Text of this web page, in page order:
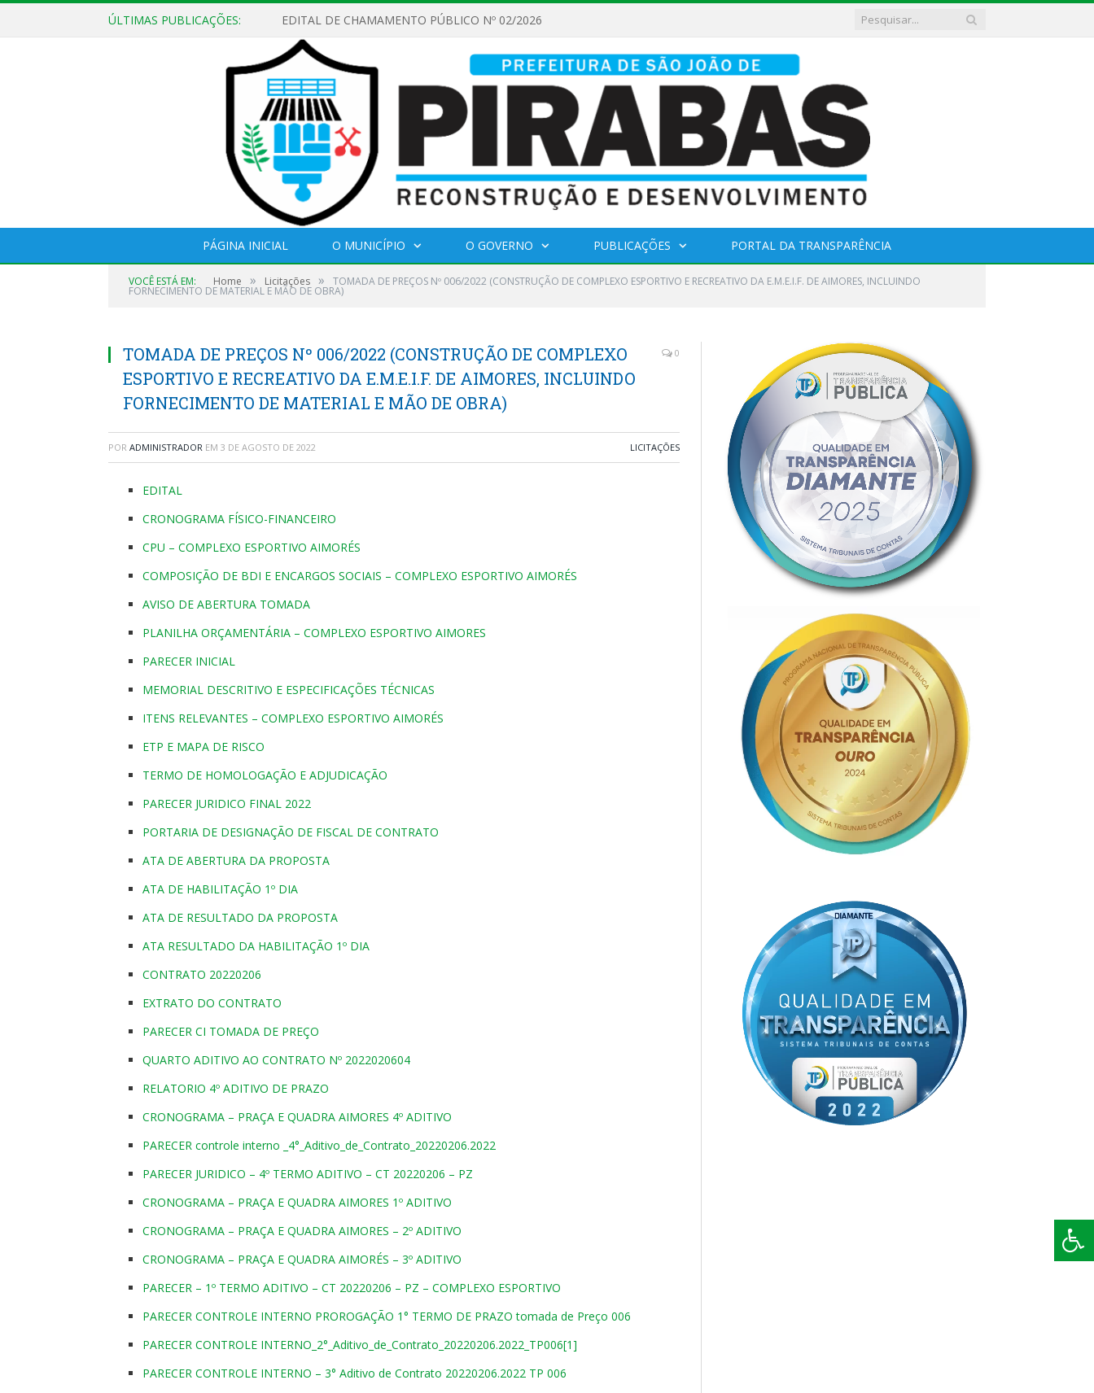
ÚLTIMAS PUBLICAÇÕES: EDITAL DE CHAMAMENTO PÚBLICO Nº 02/2026
PÁGINA INICIAL O MUNICÍPIO O GOVERNO PUBLICAÇÕES PORTAL DA TRANSPARÊNCIA
VOCÊ ESTÁ EM: Home » Licitações » TOMADA DE PREÇOS Nº 006/2022 (CONSTRUÇÃO DE COMPLEXO ESPORTIVO E RECREATIVO DA E.M.E.I.F. DE AIMORES, INCLUINDO
FORNECIMENTO DE MATERIAL E MÃO DE OBRA)
TOMADA DE PREÇOS Nº 006/2022 (CONSTRUÇÃO DE COMPLEXO
ESPORTIVO E RECREATIVO DA E.M.E.I.F. DE AIMORES, INCLUINDO
FORNECIMENTO DE MATERIAL E MÃO DE OBRA)
0
POR ADMINISTRADOR EM 3 DE AGOSTO DE 2022 LICITAÇÕES
EDITAL
CRONOGRAMA FÍSICO-FINANCEIRO
CPU – COMPLEXO ESPORTIVO AIMORÉS
COMPOSIÇÃO DE BDI E ENCARGOS SOCIAIS – COMPLEXO ESPORTIVO AIMORÉS
AVISO DE ABERTURA TOMADA
PLANILHA ORÇAMENTÁRIA – COMPLEXO ESPORTIVO AIMORES
PARECER INICIAL
MEMORIAL DESCRITIVO E ESPECIFICAÇÕES TÉCNICAS
ITENS RELEVANTES – COMPLEXO ESPORTIVO AIMORÉS
ETP E MAPA DE RISCO
TERMO DE HOMOLOGAÇÃO E ADJUDICAÇÃO
PARECER JURIDICO FINAL 2022
PORTARIA DE DESIGNAÇÃO DE FISCAL DE CONTRATO
ATA DE ABERTURA DA PROPOSTA
ATA DE HABILITAÇÃO 1º DIA
ATA DE RESULTADO DA PROPOSTA
ATA RESULTADO DA HABILITAÇÃO 1º DIA
CONTRATO 20220206
EXTRATO DO CONTRATO
PARECER CI TOMADA DE PREÇO
QUARTO ADITIVO AO CONTRATO Nº 2022020604
RELATORIO 4º ADITIVO DE PRAZO
CRONOGRAMA – PRAÇA E QUADRA AIMORES 4º ADITIVO
PARECER controle interno _4°_Aditivo_de_Contrato_20220206.2022
PARECER JURIDICO – 4º TERMO ADITIVO – CT 20220206 – PZ
CRONOGRAMA – PRAÇA E QUADRA AIMORES 1º ADITIVO
CRONOGRAMA – PRAÇA E QUADRA AIMORES – 2º ADITIVO
CRONOGRAMA – PRAÇA E QUADRA AIMORÉS – 3º ADITIVO
PARECER – 1º TERMO ADITIVO – CT 20220206 – PZ – COMPLEXO ESPORTIVO
PARECER CONTROLE INTERNO PROROGAÇÃO 1° TERMO DE PRAZO tomada de Preço 006
PARECER CONTROLE INTERNO_2°_Aditivo_de_Contrato_20220206.2022_TP006[1]
PARECER CONTROLE INTERNO – 3° Aditivo de Contrato 20220206.2022 TP 006